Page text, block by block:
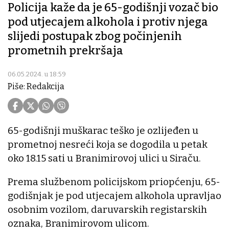
Policija kaže da je 65-godišnji vozač bio
pod utjecajem alkohola i protiv njega
slijedi postupak zbog počinjenih
prometnih prekršaja
06.05.2024. u 18:59
Piše: Redakcija
65-godišnji muškarac teško je ozlijeđen u
prometnoj nesreći koja se dogodila u petak
oko 18.15 sati u Branimirovoj ulici u Siraču.
Prema službenom policijskom priopćenju, 65-
godišnjak je pod utjecajem alkohola upravljao
osobnim vozilom, daruvarskih registarskih
oznaka, Branimirovom ulicom.